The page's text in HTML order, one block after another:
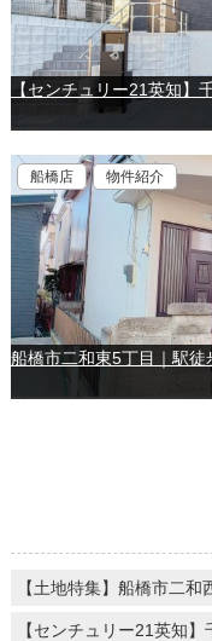
船橋店 物件紹介
【土地特集】船橋市二
【センチュリー21英知